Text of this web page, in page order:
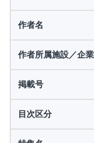
作者名
作者所属施設／企業
掲載号
目次区分